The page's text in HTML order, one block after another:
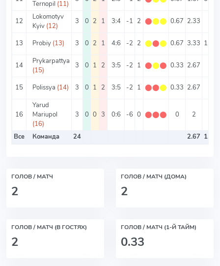
Ternopil (11)
12
Lokomotyv
Kyiv (12)
3 0 2 1 3:4 -1 2 ⬤⬤⬤ 0.67 2.33
13 Probiy (13) 3 0 2 1 4:6 -2 2 ⬤⬤⬤ 0.67 3.33 1.33
14
Prykarpattya
(15)
3 0 1 2 3:5 -2 1 ⬤⬤⬤ 0.33 2.67
15 Polissya (14) 3 0 1 2 3:5 -2 1 ⬤⬤⬤ 0.33 2.67
16
Yarud
Mariupol
(16)
3 0 0 3 0:6 -6 0 ⬤⬤⬤ 0 2
Все Команда 24 2.67 1.33
ГОЛОВ / МАТЧ
2
ГОЛОВ / МАТЧ (ДОМА)
2
ГОЛОВ / МАТЧ (В ГОСТЯХ)
2
ГОЛОВ / МАТЧ (1-Й ТАЙМ)
0.33